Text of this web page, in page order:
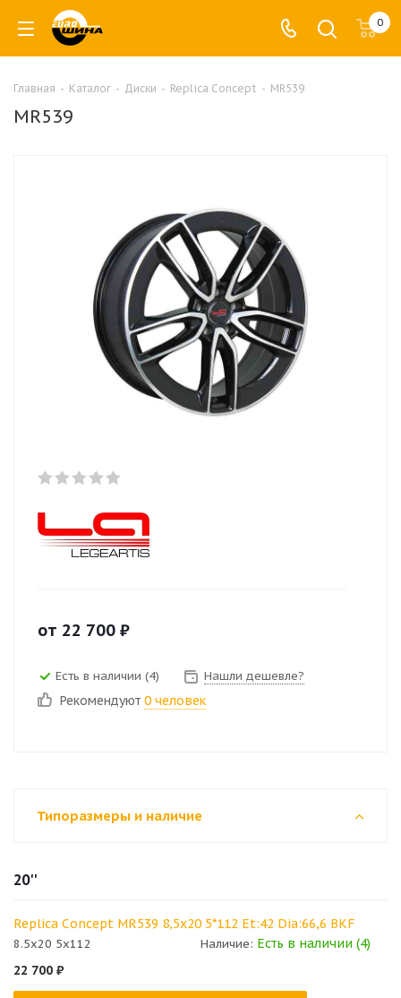
0
Главная - Каталог - Диски - Replica Concept - MR539
MR539
от 22 700 ₽
Есть в наличии (4) Нашли дешевле?
Рекомендуют 0 человек
Типоразмеры и наличие
20''
Replica Concept MR539 8,5x20 5*112 Et:42 Dia:66,6 BKF
8.5x20 5x112 Наличие: Есть в наличии (4)
22 700 ₽